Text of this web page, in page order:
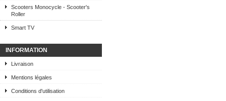
Scooters Monocycle - Scooter's
Roller
Smart TV
INFORMATION
Livraison
Mentions légales
Conditions d'utilisation